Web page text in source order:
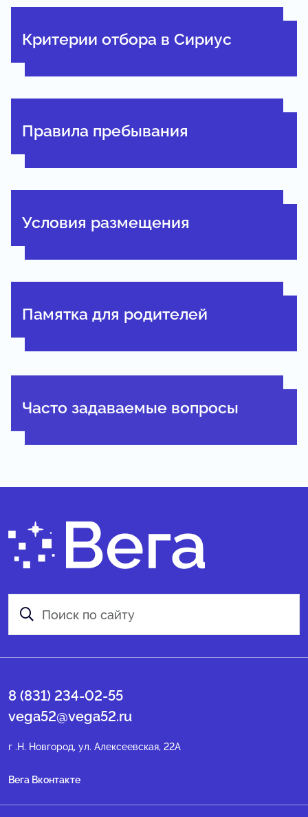
Критерии отбора в Сириус
Правила пребывания
Условия размещения
Памятка для родителей
Часто задаваемые вопросы
8 (831) 234-02-55
vega52@vega52.ru
г .Н. Новгород, ул. Алексеевская, 22А
Вега Вконтакте